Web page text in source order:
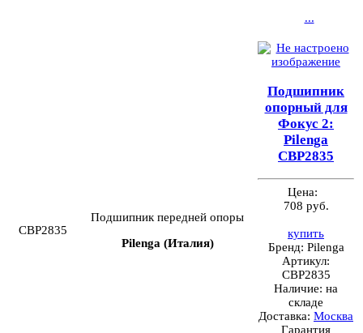
...
CBP2835
Подшипник передней опоры
Pilenga (Италия)
Подшипник
опорный для
Фокус 2:
Pilenga
CBP2835
Цена:
708 руб.
купить
Бренд: Pilenga
Артикул:
CBP2835
Наличие: на
складе
Доставка: Москва
Гарантия